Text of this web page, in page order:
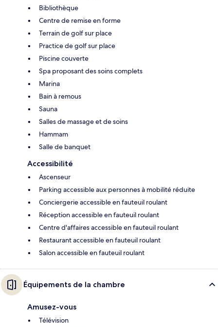
Bibliothèque
Centre de remise en forme
Terrain de golf sur place
Practice de golf sur place
Piscine couverte
Spa proposant des soins complets
Marina
Bain à remous
Sauna
Salles de massage et de soins
Hammam
Salle de banquet
Accessibilité
Ascenseur
Parking accessible aux personnes à mobilité réduite
Conciergerie accessible en fauteuil roulant
Réception accessible en fauteuil roulant
Centre d'affaires accessible en fauteuil roulant
Restaurant accessible en fauteuil roulant
Salon accessible en fauteuil roulant
Équipements de la chambre
Amusez-vous
Télévision